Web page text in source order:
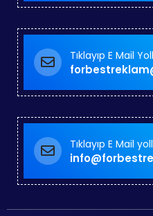
Tıklayıp E Mail
Tıklayıp E Mail